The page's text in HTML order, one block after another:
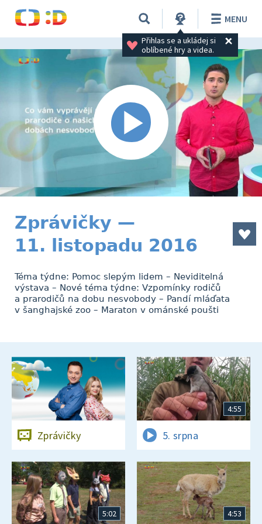
Přihlas se a ukládej si
oblíbené hry a videa.
MENU
Zprávičky —
11. listopadu 2016
Téma týdne: Pomoc slepým lidem – Neviditelná
výstava – Nové téma týdne: Vzpomínky rodičů
a prarodičů na dobu nesvobody – Pandí mláďata
v šanghajské zoo – Maraton v ománské poušti
Zprávičky
4:55
5. srpna
5:02 4:53